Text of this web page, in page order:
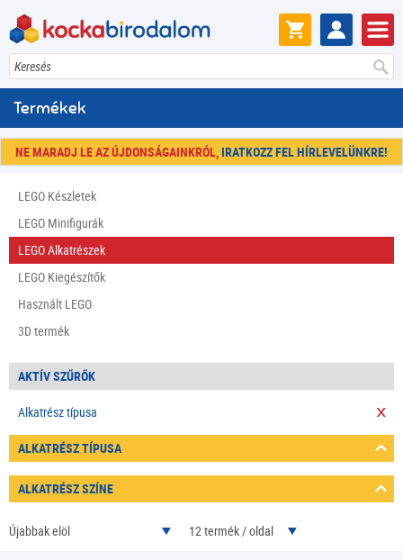
Keresés
Termékek
NE MARADJ LE AZ ÚJDONSÁGAINKRÓL, IRATKOZZ FEL HÍRLEVELÜNKRE!
LEGO Készletek
LEGO Minifigurák
LEGO Alkatrészek
LEGO Kiegészítők
Használt LEGO
3D termék
AKTÍV SZŰRŐK
Alkatrész típusa
ALKATRÉSZ TÍPUSA
ALKATRÉSZ SZÍNE
Újabbak elöl 12 termék / oldal